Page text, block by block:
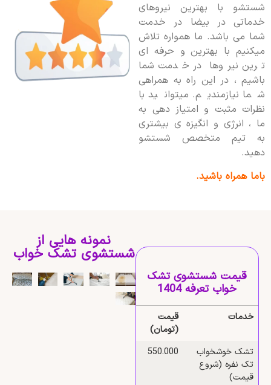
شستشو با بهترین نیروهای
خدماتی در بیضا در خدمت
شما می باشد. ما همواره تلاش
میکنیم با بهترین و حرفه ای
ترین نیروها در خدمت شما
باشیم ، در این راه به همراهی
شما نیازمندیم. میتوانید با
نظرات مثبت و امتیاز دهی به
ما ، انرژی و انگیزه ی بیشتری
به تیم متخصص شستشو
دهید.
باما همراه باشید.
قیمت شستشوی تشک
خواب تعرفه 1404
خدمات
قیمت
(تومان)
تشک خوشخواب
تک نفره (شروع
قیمت)
550.000
نمونه هایی از
شستشوی تشک خواب